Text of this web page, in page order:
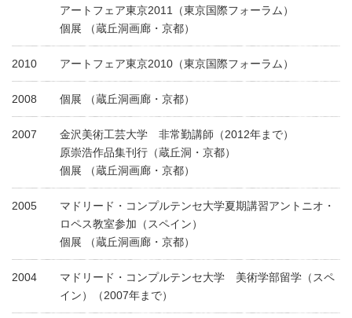
アートフェア東京2011（東京国際フォーラム）
個展 （蔵丘洞画廊・京都）
2010 アートフェア東京2010（東京国際フォーラム）
2008 個展 （蔵丘洞画廊・京都）
2007
金沢美術工芸大学 非常勤講師（2012年まで）
原崇浩作品集刊行（蔵丘洞・京都）
個展 （蔵丘洞画廊・京都）
2005
マドリード・コンプルテンセ大学夏期講習アントニオ・
ロペス教室参加（スペイン）
個展 （蔵丘洞画廊・京都）
2004
マドリード・コンプルテンセ大学 美術学部留学（スペ
イン）（2007年まで）